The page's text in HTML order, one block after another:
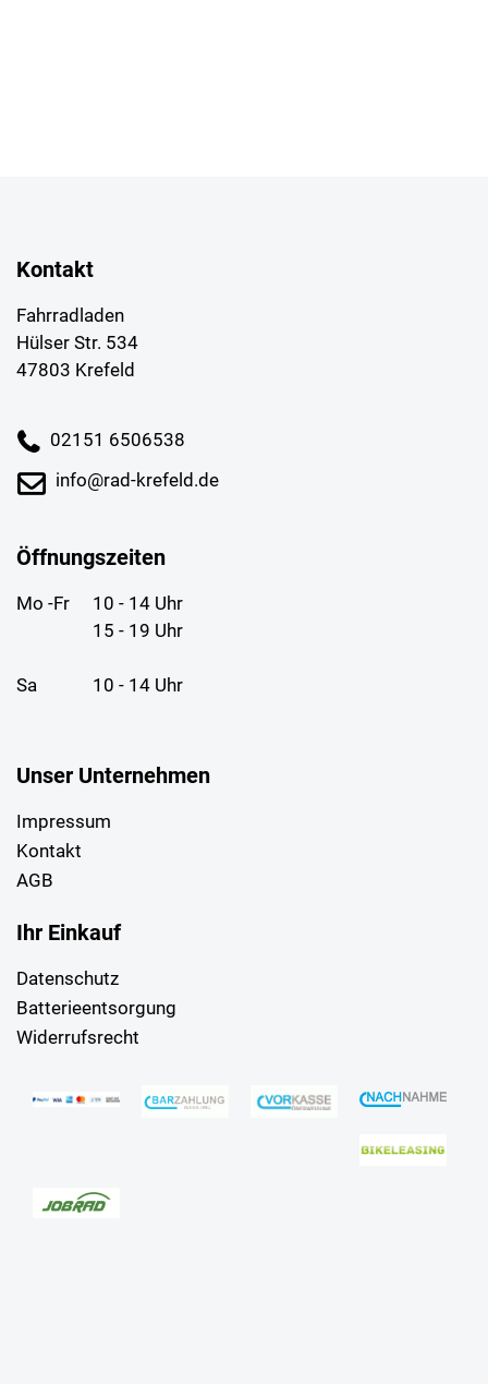
Kontakt
Fahrradladen
Hülser Str. 534
47803 Krefeld
02151 6506538
info@rad-krefeld.de
Öffnungszeiten
Mo -Fr
10 - 14 Uhr
15 - 19 Uhr
Sa 10 - 14 Uhr
Unser Unternehmen
Impressum
Kontakt
AGB
Ihr Einkauf
Datenschutz
Batterieentsorgung
Widerrufsrecht